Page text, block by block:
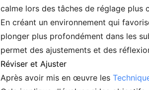
calme lors des tâches de réglage plus
En créant un environnement qui
plonger plus profondément dans les
permet des ajustements et des
Réviser et Ajuster
Après avoir mis en œuvre les